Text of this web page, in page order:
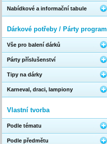
Nabídkové a informační tabule
Dárkové potřeby / Párty program
Vše pro balení dárků
Párty příslušenství
Tipy na dárky
Karneval, draci, lampiony
Vlastní tvorba
Podle tématu
Podle předmětu